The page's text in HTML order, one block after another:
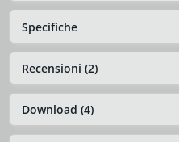
Specifiche
Recensioni (2)
Download (4)